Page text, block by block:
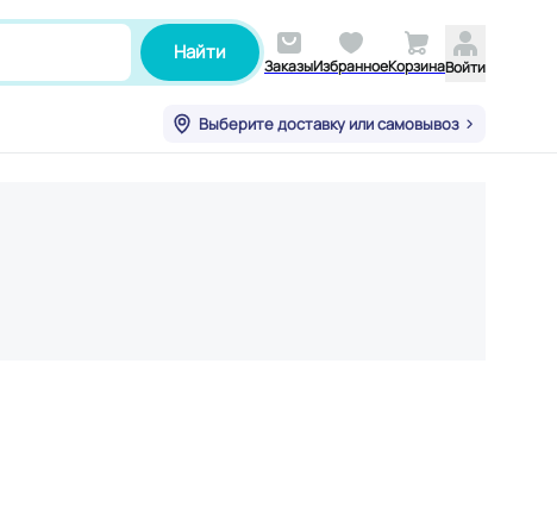
Найти
ЗаказыИзбранноеКорзинаВойти
Выберите доставку или самовывоз